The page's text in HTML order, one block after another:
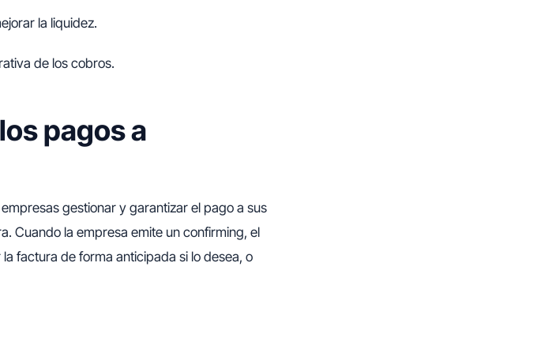
la liquidez.
de los cobros.
pagos a
gestionar y garantizar el pago a sus
Cuando la empresa emite un confirming, el
factura de forma anticipada si lo desea, o